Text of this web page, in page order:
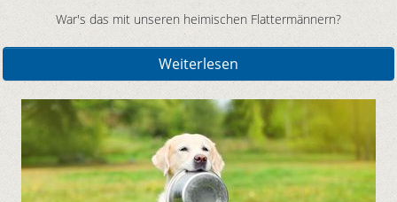
War's das mit unseren heimischen Flattermännern?
Weiterlesen